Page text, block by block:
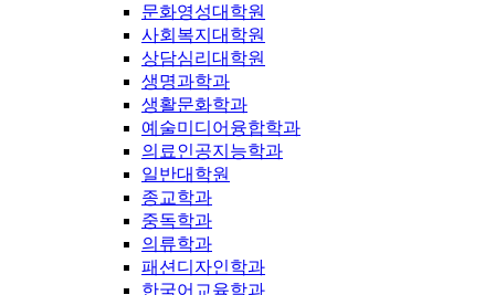
문화영성대학원
사회복지대학원
상담심리대학원
생명과학과
생활문화학과
예술미디어융합학과
의료인공지능학과
일반대학원
종교학과
중독학과
의류학과
패션디자인학과
한국어교육학과